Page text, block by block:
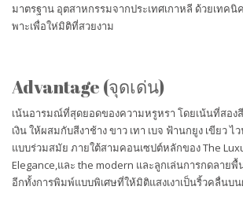
มาตรฐาน อุตสาหกรรมจากประเทศเกาหลี ด้วยเทค
พาะเพื่อให่มิติที่สวยงาม
Advantage (จุดเด่น)
เน้นอารมณ์ที่สุดยอดของความหรูหรา โดยเน้นที่สอง
เงิน ให้ผสมกับสีงาช้าง ขาว เทา เบจ ฟ้านกยูง เขียว
แบบร่วมสมัย ภายใต้สามคอนเซปต์หลักของ The
Elegance,และ the modern และลูกเล่นการกดลายพื้
อีกทั้งการพิมพ์แบบพิเศษที่ให้มิติแสงเงาเป็นริ้วคลื่นบ